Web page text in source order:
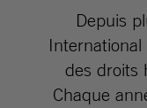
Depuis
des droits
Chaque